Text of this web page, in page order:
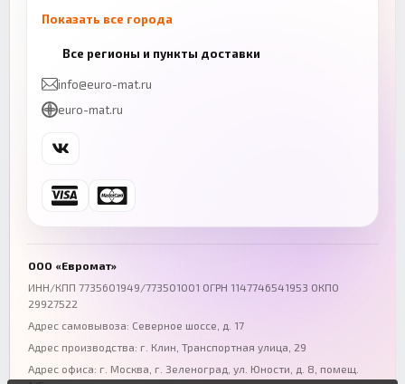
Показать все города
+7 (843) 206-01-30
Челябинск
+7 (343) 300-99-67
Ростов-на-Дону
+7 (863) 333-50-75
Волгоград
+7 (844) 261-36-12
Омск
Все регионы и пункты доставки
info@euro-mat.ru
euro-mat.ru
ООО «Евромат»
ИНН/КПП 7735601949/773501001 ОГРН 1147746541953 ОКПО
29927522
Адрес самовывоза: Северное шоссе, д. 17
Адрес производства: г. Клин, Транспортная улица, 29
Адрес офиса: г. Москва, г. Зеленоград ул. Юности, д. 8, помещ.